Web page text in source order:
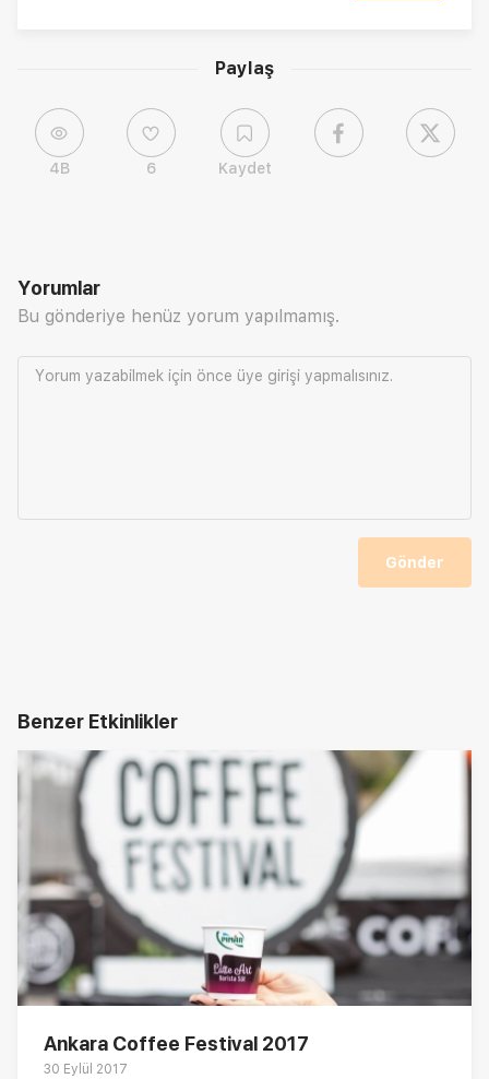
Paylaş
4B 6 Kaydet
Yorumlar
Bu gönderiye henüz yorum yapılmamış.
Yorum yazabilmek için önce üye girişi yapmalısınız.
Gönder
Benzer Etkinlikler
Ankara Coffee Festival 2017
30 Eylül 2017